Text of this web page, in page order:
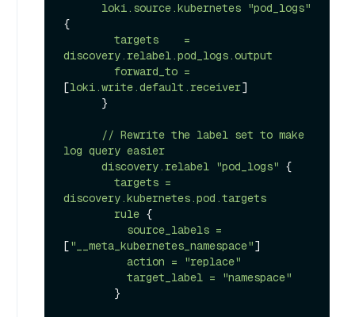
loki.source.kubernetes "pod_logs"
{
targets
=
discovery.relabel.pod_logs.output
forward_to =
[loki.write.default.receiver]
// Rewrite the label set to make
log query easier
discovery.relabel "pod_logs" {
targets =
discovery.kubernetes.pod.targets
rule {
source_labels =
["__meta_kubernetes_namespace"]
action =
"replace"
target_label =
"namespace"